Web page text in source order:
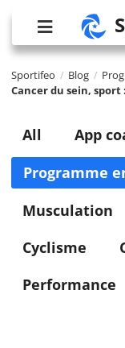
Sportifeo / Blog /
Cancer du sein,
All
App
Programme
Musculation
Cyclisme
Performance